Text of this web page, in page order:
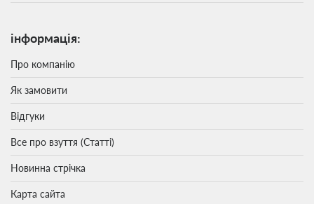
інформація:
Про компанію
Як замовити
Відгуки
Все про взуття (Статті)
Новинна стрічка
Карта сайта